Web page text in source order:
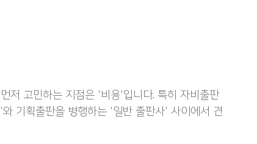
저 고민하는 지점은 '비용'입니다. 특히 자비출판
기획출판을 병행하는 '일반 출판사' 사이에서 견